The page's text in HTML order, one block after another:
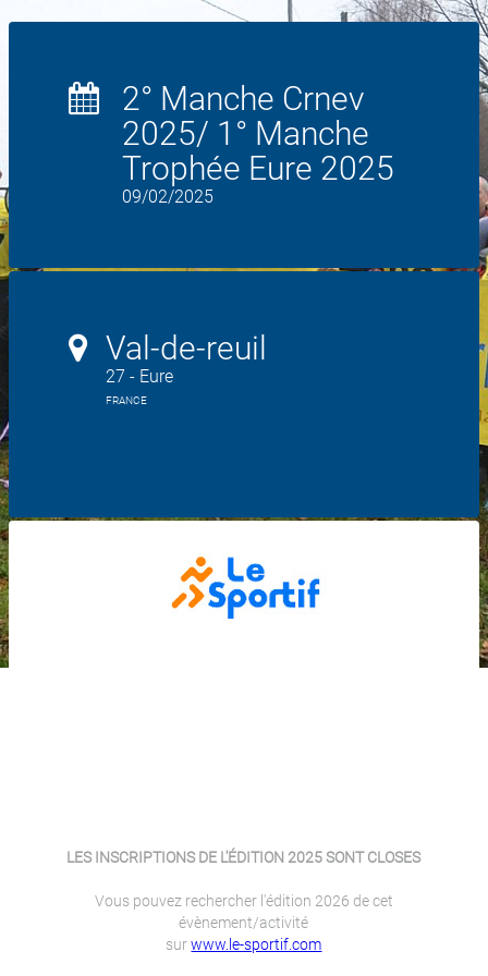
2° Manche Crnev
2025/ 1° Manche
Trophée Eure 2025
09/02/2025
Val-de-reuil
27 - Eure
FRANCE
LES INSCRIPTIONS DE L'ÉDITION 2025 SONT CLOSES
Vous pouvez rechercher l'édition 2026 de cet
évènement/activité
surwww.le-sportif.com